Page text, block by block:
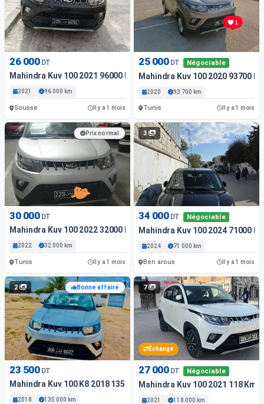
26 000 DT
Mahindra Kuv 100 2021 96000 Km
2021 96 000 km
Sousse Il y a 1 mois
25 000 DT Négociable
Mahindra Kuv 100 2020 93700
2020 93 700 km
Tunis Il y a 1 mois
Prix normal
30 000 DT
Mahindra Kuv 100 2022 32000 Km
2022 32 000 km
Tunis Il y a 1 mois
3
34 000 DT Négociable
Mahindra Kuv 100 2024 71000
2024 71 000 km
Ben arous Il y a 1 mois
2 Bonne affaire
23 500 DT
Mahindra Kuv 100 K8 2018 135 Km
2018 135 000 km
7
Échange
27 000 DT Négociable
Mahindra Kuv 100 2021 118 Km
2021 118 000 km